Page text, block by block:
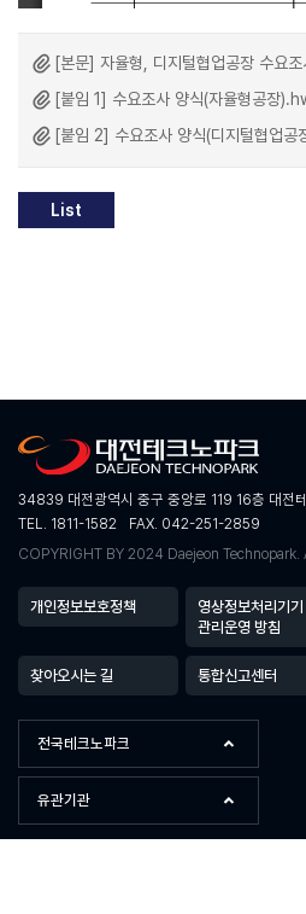
[본문] 자율형, 디지털협업공장 수
[붙임 1] 수요조사 양식(자율형공장
[붙임 2] 수요조사 양식(디지털협업
List
34839 대전광역시 중구 중앙로 119 16층 대전
TEL. 1811-1582
FAX. 042-251-2859
COPYRIGHT BY 2024 Daejeon Technopark.
전국테크노파크
유관기관
개인정보보호정책
영상정보처리기기
관리운영 방침
찾아오시는 길 통합신고센터